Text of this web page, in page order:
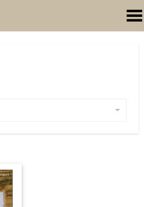
Toggle Menu